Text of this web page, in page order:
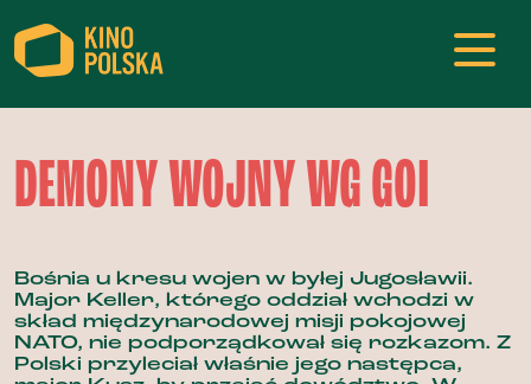
DEMONY WOJNY WG GOI
Bośnia u kresu wojen w byłej Jugosławii.
Major Keller, którego oddział wchodzi w
skład międzynarodowej misji pokojowej
NATO, nie podporządkował się rozkazom. Z
Polski przyleciał właśnie jego następca,